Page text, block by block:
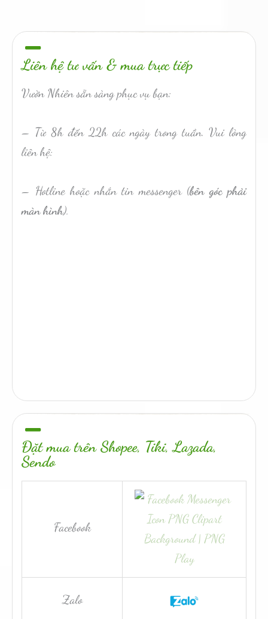
Liên hệ tư vấn & mua trực tiếp
Vườn Nhiên sẵn sàng phục vụ bạn:
– Từ 8h đến 22h các ngày trong tuần. Vui lòng
liên hệ:
– Hotline hoặc nhắn tin messenger (bên góc phải
màn hình).
Đặt mua trên Shopee, Tiki, Lazada,
Sendo
Facebook
Zalo